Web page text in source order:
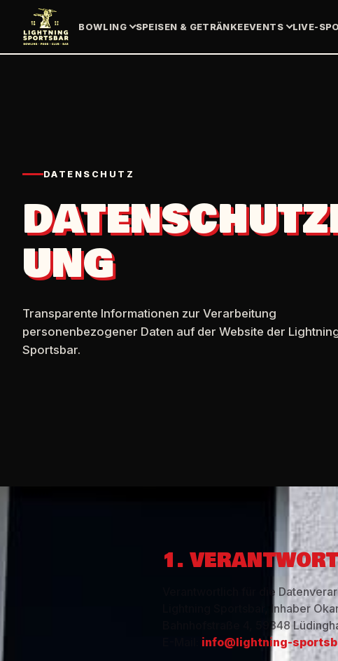
BOWLING SPEISEN & GETRÄNKEEVENTS LIVE-
DATENSCHUTZ
UNG
Transparente Informationen zur Verarbeitung
personenbezogener Daten auf der Website der
Sportsbar.
1.
Verantwortlich für die
Lightning Sportsbar, Inhaber
59348
info@lightning-